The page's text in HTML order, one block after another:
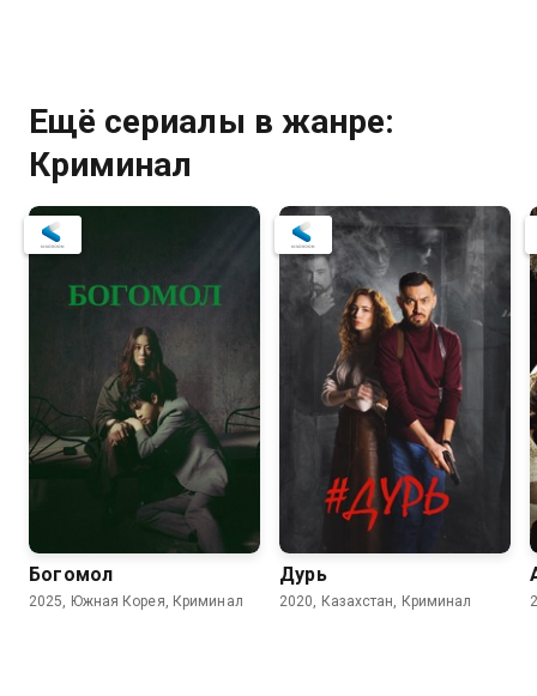
Ещё сериалы в жанре:
Криминал
Богомол
2025, Южная Корея, Криминал
Дурь
2020, Казахстан, Криминал